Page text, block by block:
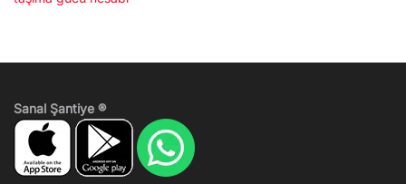
Sanal Şantiye ®